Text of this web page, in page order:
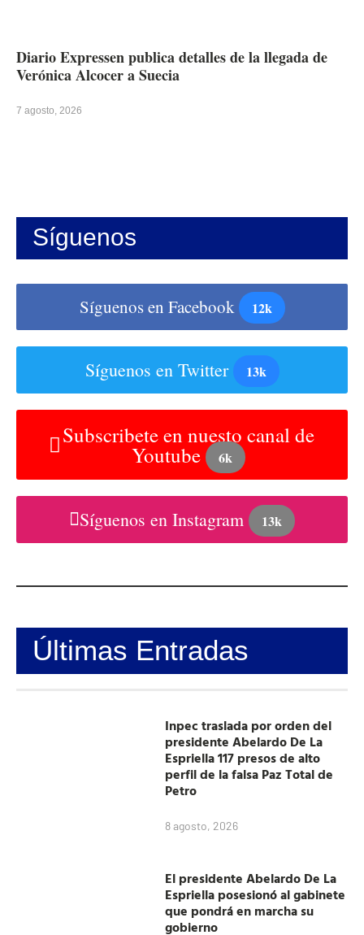
Diario Expressen publica detalles de la llegada de
Verónica Alcocer a Suecia
7 agosto, 2026
Síguenos
Síguenos en Facebook 12k
Síguenos en Twitter 13k
Subscribete en nuesto canal de
Youtube 6k
Síguenos en Instagram 13k
Últimas Entradas
Inpec traslada por orden del
presidente Abelardo De La
Espriella 117 presos de alto
perfil de la falsa Paz Total de
Petro
8 agosto, 2026
El presidente Abelardo De La
Espriella posesionó al gabinete
que pondrá en marcha su
gobierno